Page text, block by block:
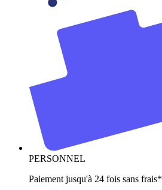
PERSONNEL
Paiement jusqu'à 24 fois sans frais*